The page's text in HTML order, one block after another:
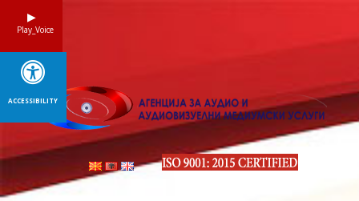
Play_Voice
ACCESSIBILITY